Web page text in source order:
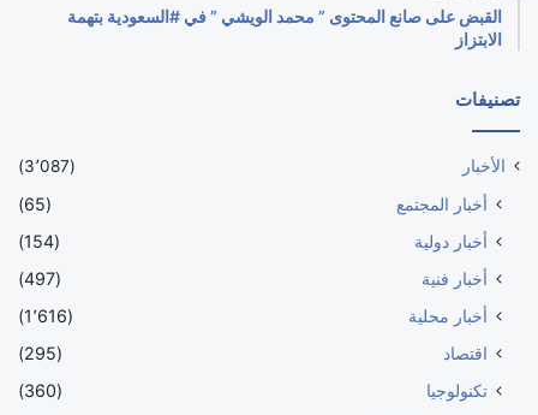
القبض على صانع المحتوى ” محمد الويشي ” في #السعودية بتهمة
الابتزاز
تصنيفات
الأخبار (3٬087)
أخبار المجتمع
(65)
أخبار دولية
(154)
أخبار فنية
(497)
أخبار محلية
(1٬616)
اقتصاد
(295)
تكنولوجيا
(360)